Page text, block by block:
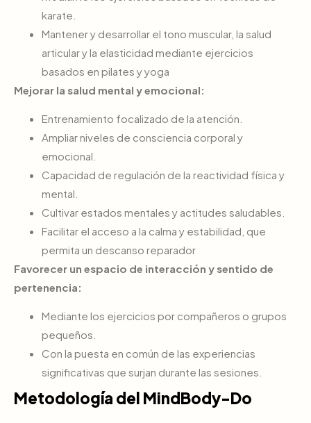
karate.
Mantener y desarrollar el tono muscular, la salud
articular y la elasticidad mediante ejercicios
basados en pilates y yoga
Mejorar la salud mental y emocional:
Entrenamiento focalizado de la atención.
Ampliar niveles de consciencia corporal y
emocional.
Capacidad de regulación de la reactividad física y
mental.
Cultivar estados mentales y actitudes saludables.
Facilitar el acceso a la calma y estabilidad, que
permita un descanso reparador
Favorecer un espacio de interacción y sentido de
pertenencia:
Mediante los ejercicios por compañeros o grupos
pequeños.
Con la puesta en común de las experiencias
significativas que surjan durante las sesiones.
Metodología del MindBody-Do